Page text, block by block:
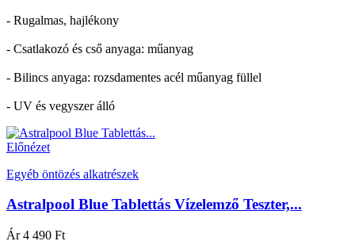
- Rugalmas, hajlékony
- Csatlakozó és cső anyaga: műanyag
- Bilincs anyaga: rozsdamentes acél műanyag füllel
- UV és vegyszer álló
Előnézet
Egyéb öntözés alkatrészek
Astralpool Blue Tablettás Vízelemző Teszter,...
Ár 4 490 Ft